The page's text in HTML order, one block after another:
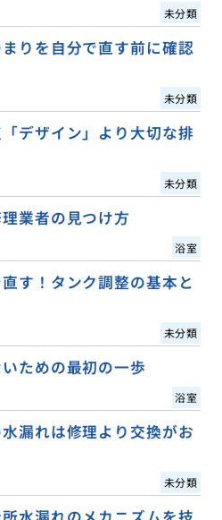
未分類
りを自分で直す前に確認
未分類
デザイン」より大切な排
未分類
業者の見つけ方
浴室
す！タンク調整の基本と
未分類
ための最初の一歩
浴室
漏れは修理より交換がお
未分類